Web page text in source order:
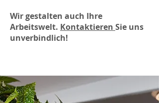
Wir gestalten auch Ihre
Arbeitswelt. Kontaktieren Sie uns
unverbindlich!